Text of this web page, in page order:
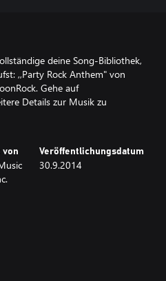
deine Song-Bibliothek,
,,Party Rock Anthem" von
Gehe auf
Details zur Musik zu
von Veröffentlichungsdatum
30.9.2014